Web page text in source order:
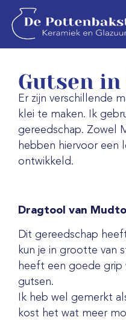
Gutsen
Er zijn verschillende
klei te maken. Ik
gereedschap. Zowel
hebben hiervoor een
ontwikkeld.
Dragtool van
Dit gereedschap
kun je in grootte van
heeft een goede grip
gutsen.
Ik heb wel gemerkt
kost het wat meer